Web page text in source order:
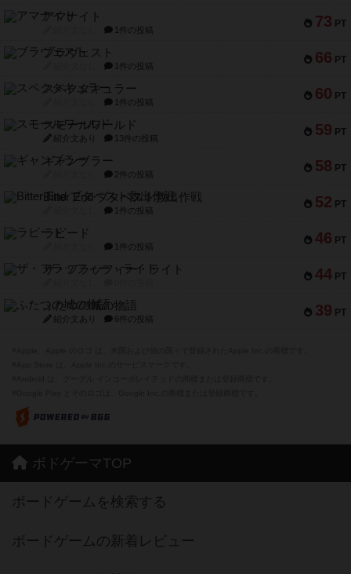
73 PT
アマナイト
1件の投稿
66 PT
ブラヴェスト
1件の投稿
60 PT
スペクタキュラー
1件の投稿
59 PT
スモールワールド
紹介文あり 13件の投稿
58 PT
ギャンブラー
2件の投稿
52 PT
Bitter End ブタペスト救出作戦
1件の投稿
46 PT
ラピード
1件の投稿
44 PT
ザ・フラッフィー・ライト
39 PT
ふたつの城の物語
紹介文あり 6件の投稿
ボドゲーマTOP
ボードゲームを検索する
ボードゲームの新着レビュー